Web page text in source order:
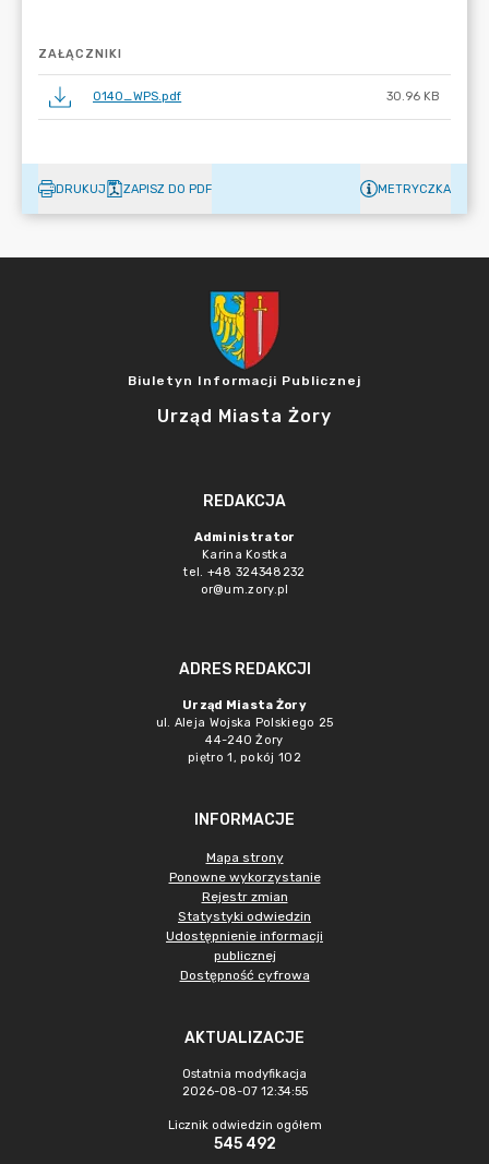
ZAŁĄCZNIKI
0140_WPS.pdf 30.96 KB
DRUKUJ ZAPISZ DO PDF METRYCZKA
Biuletyn Informacji Publicznej
Urząd Miasta Żory
REDAKCJA
Administrator
Karina Kostka
tel. +48 324348232
or@um.zory.pl
ADRES REDAKCJI
Urząd Miasta Żory
ul. Aleja Wojska Polskiego 25
44-240 Żory
piętro 1, pokój 102
INFORMACJE
Mapa strony
Ponowne wykorzystanie
Rejestr zmian
Statystyki odwiedzin
Udostępnienie informacji
publicznej
Dostępność cyfrowa
AKTUALIZACJE
Ostatnia modyfikacja
2026-08-07 12:34:55
Licznik odwiedzin ogółem
545 492